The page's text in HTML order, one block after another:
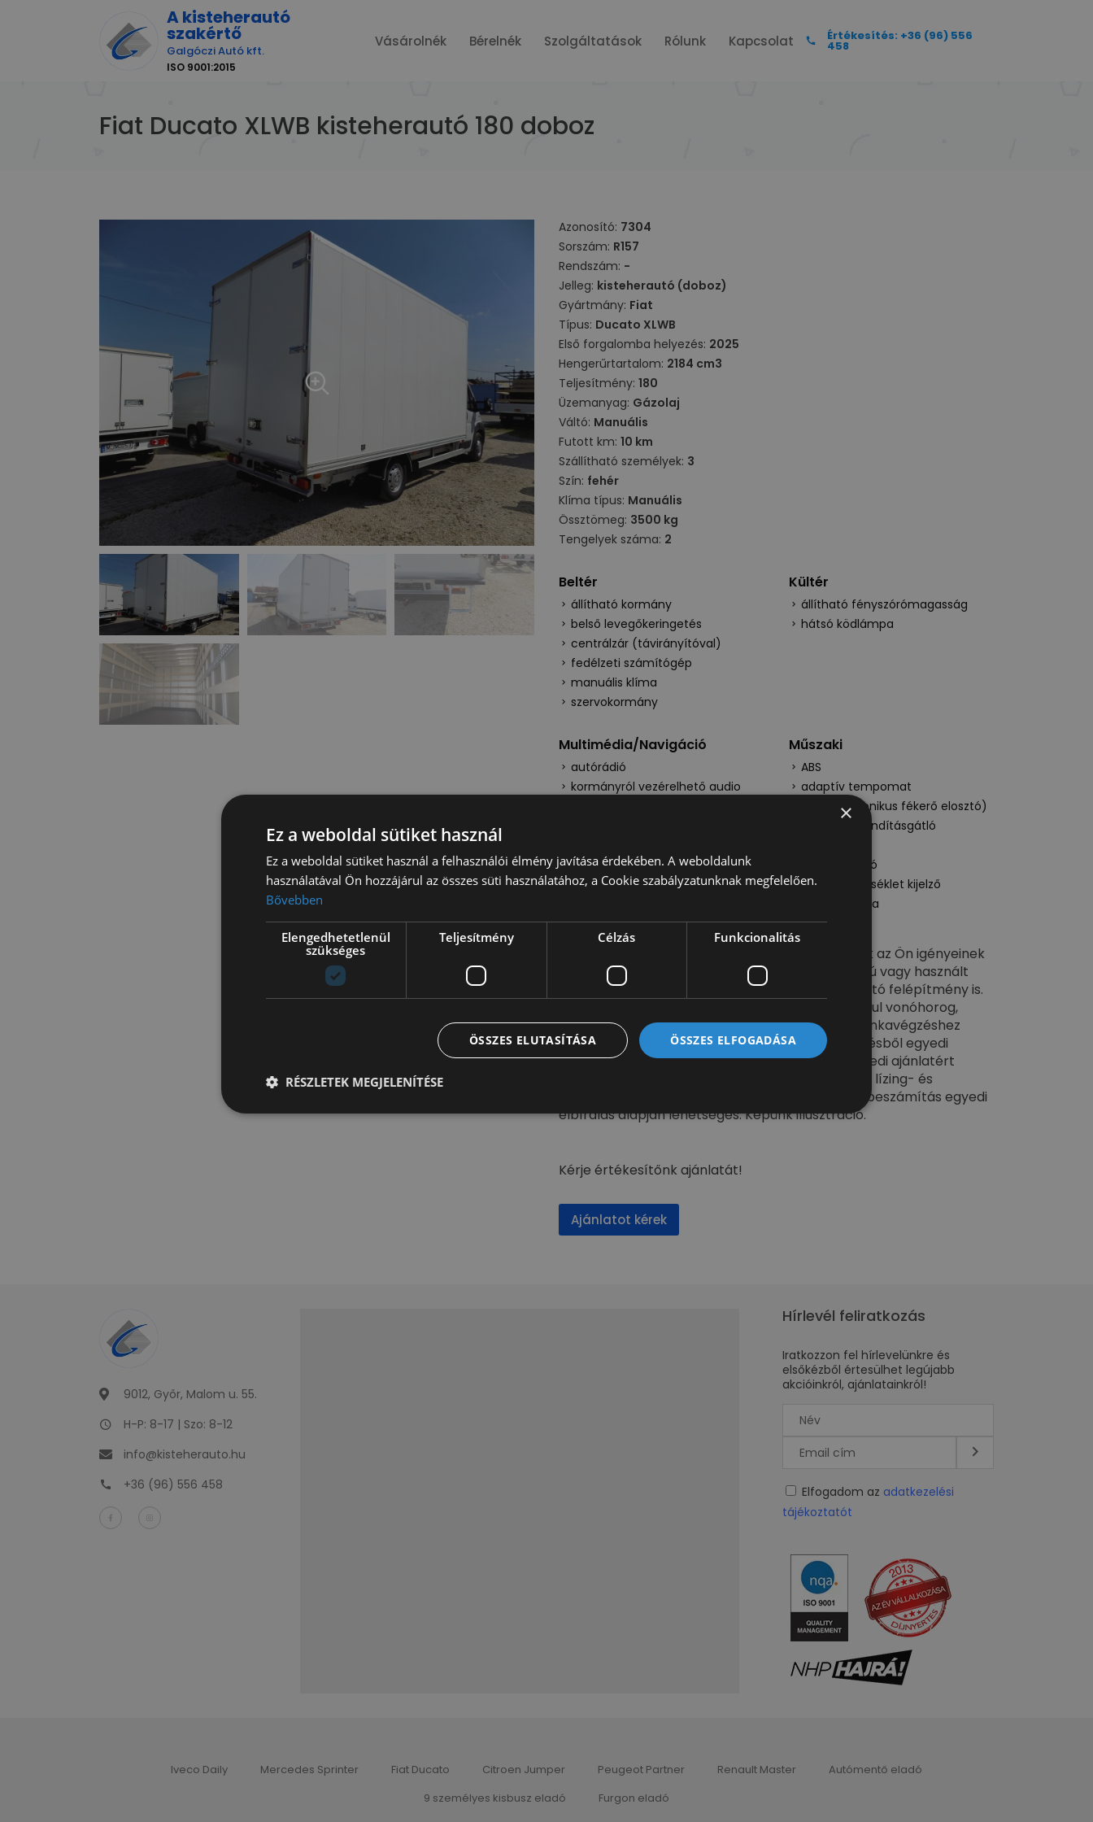
A kisteherautó
szakértő
Galgóczi Autó kft.
ISO 9001:2015
Vásárolnék Bérelnék Szolgáltatások Rólunk Kapcsolat Értékesítés: +36 (96) 556
458
Fiat Ducato XLWB kisteherautó 180 doboz
Azonosító: 7304
Sorszám: R157
Rendszám: -
Jelleg: kisteherautó (doboz)
Gyártmány: Fiat
Típus: Ducato XLWB
Első forgalomba helyezés: 2025
Hengerűrtartalom: 2184 cm3
Teljesítmény: 180
Üzemanyag: Gázolaj
Váltó: Manuális
Futott km: 10 km
Szállítható személyek: 3
Szín: fehér
Klíma típus: Manuális
Össztömeg: 3500 kg
Tengelyek száma: 2
Beltér
állítható kormány
belső levegőkeringetés
centrálzár (távirányítóval)
fedélzeti számítógép
manuális klíma
szervokormány
Kültér
állítható fényszórómagasság
hátsó ködlámpa
Multimédia/Navigáció
autórádió
kormányról vezérelhető audio
Műszaki
ABS
adaptív tempomat
EBD (elektronikus fékerő elosztó)
elektromos indításgátló
kipörgésgátló
külső hőmérséklet kijelző
tolatókamera
A készleten lévő autót szükség esetén átalakítjuk az Ön igényeinek
megfelelően. Opcionálisan rendelhető új gyártású vagy használt
plató, billenőplató, doboz, hűtős doboz, autószállító felépítmény is.
Különböző plussz opciókat is kínálunk, mint például vonóhorog,
emelőhátfal, tolatókamera, daru. Mondja el a munkavégzéshez
szükséges igényeit, mi megvalósítjuk! Megrendelésből egyedi
felszereltséggel is kínáljuk ezt a típusú autót. Egyedi ajánlatért
keresse értékesítőinket! Autóink mellé teljeskörű lízing- és
forgalombahelyezési ügyintézést vállalunk. Autóbeszámítás egyedi
elbírálás alapján lehetséges. Képünk illusztráció.
Kérje értékesítőnk ajánlatát!
Ajánlatot kérek
9012, Győr, Malom u. 55.
H-P: 8-17 | Szo: 8-12
info@kisteherauto.hu
+36 (96) 556 458
Hírlevél feliratkozás
Iratkozzon fel hírlevelünkre és
elsőkézből értesülhet legújabb
akcióinkról, ajánlatainkról!
Elfogadom az adatkezelési
tájékoztatót
Iveco Daily Mercedes Sprinter Fiat Ducato Citroen Jumper Peugeot Partner Renault Master
Autómentő eladó
9 személyes kisbusz eladó
Furgon eladó
×
Ez a weboldal sütiket használ
Ez a weboldal sütiket használ a felhasználói élmény javítása érdekében. A weboldalunk
használatával Ön hozzájárul az összes süti használatához, a Cookie szabályzatunknak megfelelően.
Bővebben
Elengedhetetlenül
szükséges
Teljesítmény Célzás Funkcionalitás
ÖSSZES ELFOGADÁSA
ÖSSZES ELUTASÍTÁSA
RÉSZLETEK MEGJELENÍTÉSE